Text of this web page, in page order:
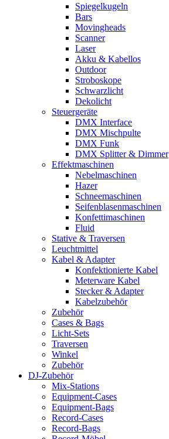
Spiegelkugeln
Bars
Movingheads
Scanner
Laser
Akku & Kabellos
Outdoor
Stroboskope
Schwarzlicht
Dekolicht
Steuergeräte
DMX Interface
DMX Mischpulte
DMX Funk
DMX Splitter & Dimmer
Effektmaschinen
Nebelmaschinen
Hazer
Schneemaschinen
Seifenblasenmaschinen
Konfettimaschinen
Fluid
Stative & Traversen
Leuchtmittel
Kabel & Adapter
Konfektionierte Kabel
Meterware Kabel
Stecker & Adapter
Kabelzubehör
Zubehör
Cases & Bags
Licht-Sets
Traversen
Winkel
Zubehör
DJ-Zubehör
Mix-Stations
Equipment-Cases
Equipment-Bags
Record-Cases
Record-Bags